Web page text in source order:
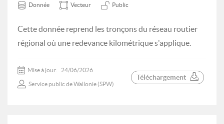
Donnée Vecteur Public
Cette donnée reprend les tronçons du réseau routier
régional où une redevance kilométrique s'applique.
Mise à jour: 24/06/2026
Service public de Wallonie (SPW)
Téléchargement